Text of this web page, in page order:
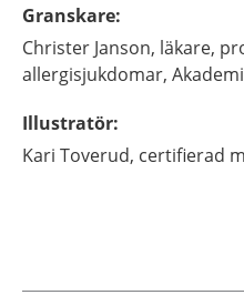
Granskare:
Christer Janson, läkare,
allergisjukdomar,
Illustratör:
Kari Toverud, certifierad